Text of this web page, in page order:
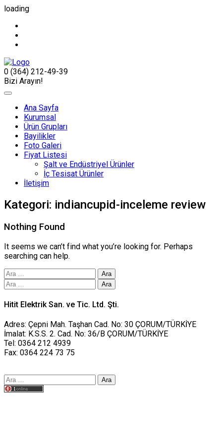
loading
0 (364) 212-49-39
Bizi Arayın!
Ana Sayfa
Kurumsal
Ürün Grupları
Bayilikler
Foto Galeri
Fiyat Listesi
Şalt ve Endüstriyel Ürünler
İç Tesisat Ürünler
İletişim
Kategori: indiancupid-inceleme review
Nothing Found
It seems we can’t find what you’re looking for. Perhaps
searching can help.
Arama:
Arama:
Hitit Elektrik San. ve Tic. Ltd. Şti.
Adres: Çepni Mah. Taşhan Cad. No: 30 ÇORUM/TÜRKİYE
İmalat: K.S.S. 2. Cad. No: 36/B ÇORUM/TÜRKİYE
Tel: 0364 212 4939
Fax: 0364 224 73 75
Arama: